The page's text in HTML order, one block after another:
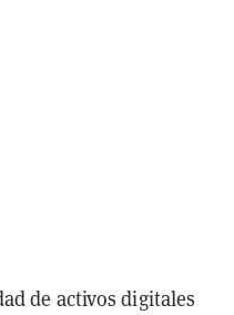
de activos digitales